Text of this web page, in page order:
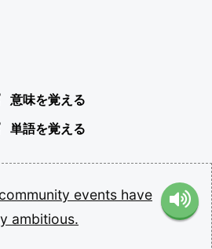
意味を覚える
単語を覚える
community events have
ambitious.